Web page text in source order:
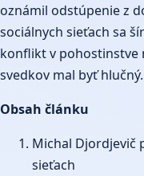
oznámil odstúpenie z
sociálnych sieťach sa
konflikt v pohostinstve
svedkov mal byť
Obsah článku
Michal Djordjevič
sieťach